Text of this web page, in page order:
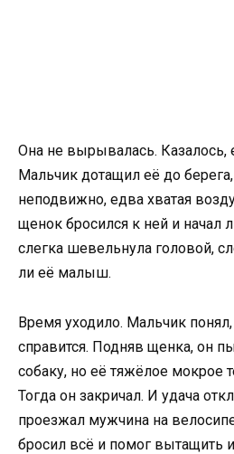
Она не вырывалась. Казалось,
Мальчик дотащил её до
неподвижно, едва хватая
щенок бросился к ней и начал
слегка шевельнула головой,
ли её малыш.
Время уходило. Мальчик
справится. Подняв щенка, он
собаку, но её тяжёлое мокрое
Тогда он закричал. И удача
проезжал мужчина на
бросил всё и помог